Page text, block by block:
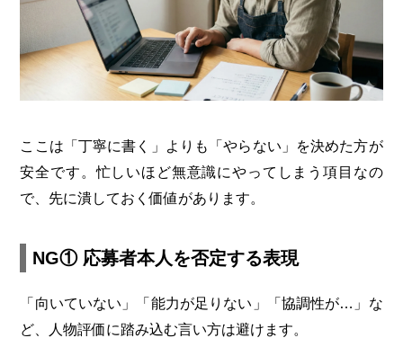
ここは「丁寧に書く」よりも「やらない」を決めた方が
安全です。忙しいほど無意識にやってしまう項目なの
で、先に潰しておく価値があります。
NG① 応募者本人を否定する表現
「向いていない」「能力が足りない」「協調性が…」な
ど、人物評価に踏み込む言い方は避けます。